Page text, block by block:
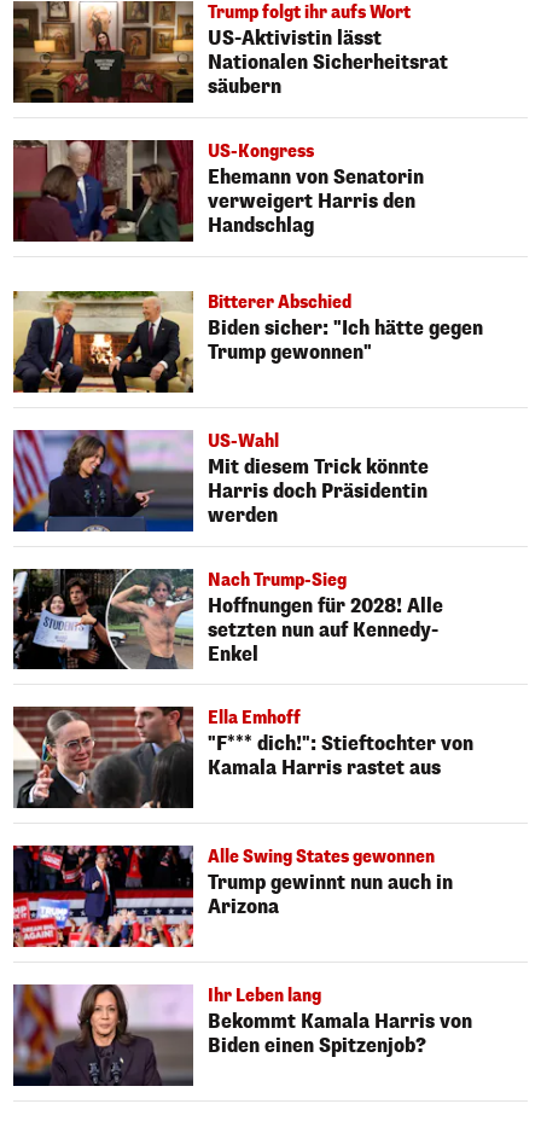
Trump folgt ihr aufs Wort
US-Aktivistin lässt
Nationalen Sicherheitsrat
säubern
US-Kongress
Ehemann von Senatorin
verweigert Harris den
Handschlag
Bitterer Abschied
Biden sicher: "Ich hätte gegen
Trump gewonnen"
US-Wahl
Mit diesem Trick könnte
Harris doch Präsidentin
werden
Nach Trump-Sieg
Hoffnungen für 2028! Alle
setzten nun auf Kennedy-
Enkel
Ella Emhoff
"F*** dich!": Stieftochter von
Kamala Harris rastet aus
Alle Swing States gewonnen
Trump gewinnt nun auch in
Arizona
Ihr Leben lang
Bekommt Kamala Harris von
Biden einen Spitzenjob?